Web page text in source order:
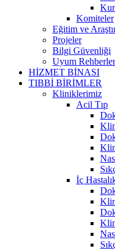
Komiteler
Eğitim ve
Projeler
Bilgi Güvenliği
Uyum
HİZMET BİNASI
TIBBİ BİRİMLER
Kliniklerimiz
Acil Tıp
İç